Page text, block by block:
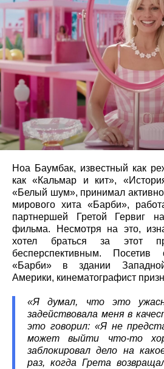
Ноа Баумбак, известный как
как «Кальмар и кит»,
«Белый шум», принимал
мирового хита «Барби»,
партнершей Гретой Гервиг
фильма. Несмотря на это,
хотел браться за этот
бесперспективным. Посетив
«Барби» в здании
Америки, кинематографист
«Я думал, что это
задействовала меня в
это говорил: «Я не
может выйти что-то
заблокировал дело на
раз, когда Грета